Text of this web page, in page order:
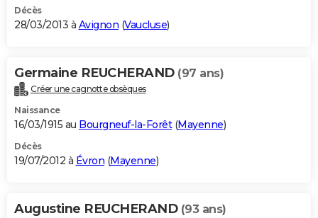
Décès
28/03/2013 à Avignon (Vaucluse)
Germaine REUCHERAND (97 ans)
Créer une cagnotte obsèques
Naissance
16/03/1915 au Bourgneuf-la-Forêt(Mayenne)
Décès
19/07/2012 à Évron (Mayenne)
Augustine REUCHERAND (93 ans)